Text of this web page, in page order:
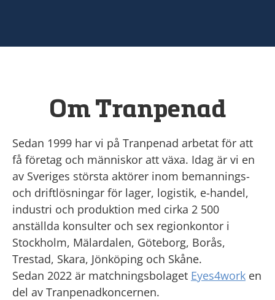
Om Tranpenad
Sedan 1999 har vi på Tranpenad arbetat för att
få företag och människor att växa. Idag är vi en
av Sveriges största aktörer inom bemannings-
och driftlösningar för lager, logistik, e-handel,
industri och produktion med cirka 2 500
anställda konsulter och sex regionkontor i
Stockholm, Mälardalen, Göteborg, Borås,
Trestad, Skara, Jönköping och Skåne.
Sedan 2022 är matchningsbolaget Eyes4work en
del av Tranpenadkoncernen.